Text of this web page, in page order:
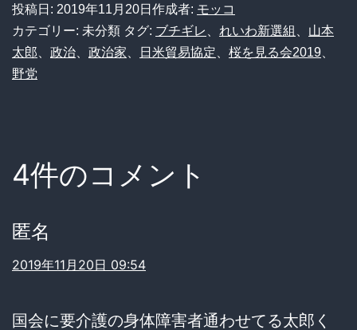
投稿日: 2019年11月20日 作成者: モッコ
カテゴリー: 未分類 タグ: ブチギレ れいわ新選組
山本
太郎
政治 政治家 日米貿易協定 桜を見る会2019
野党
4件のコメント
匿名
2019年11月20日 09:54
国会に要介護の身体障害者通わせてる太郎く